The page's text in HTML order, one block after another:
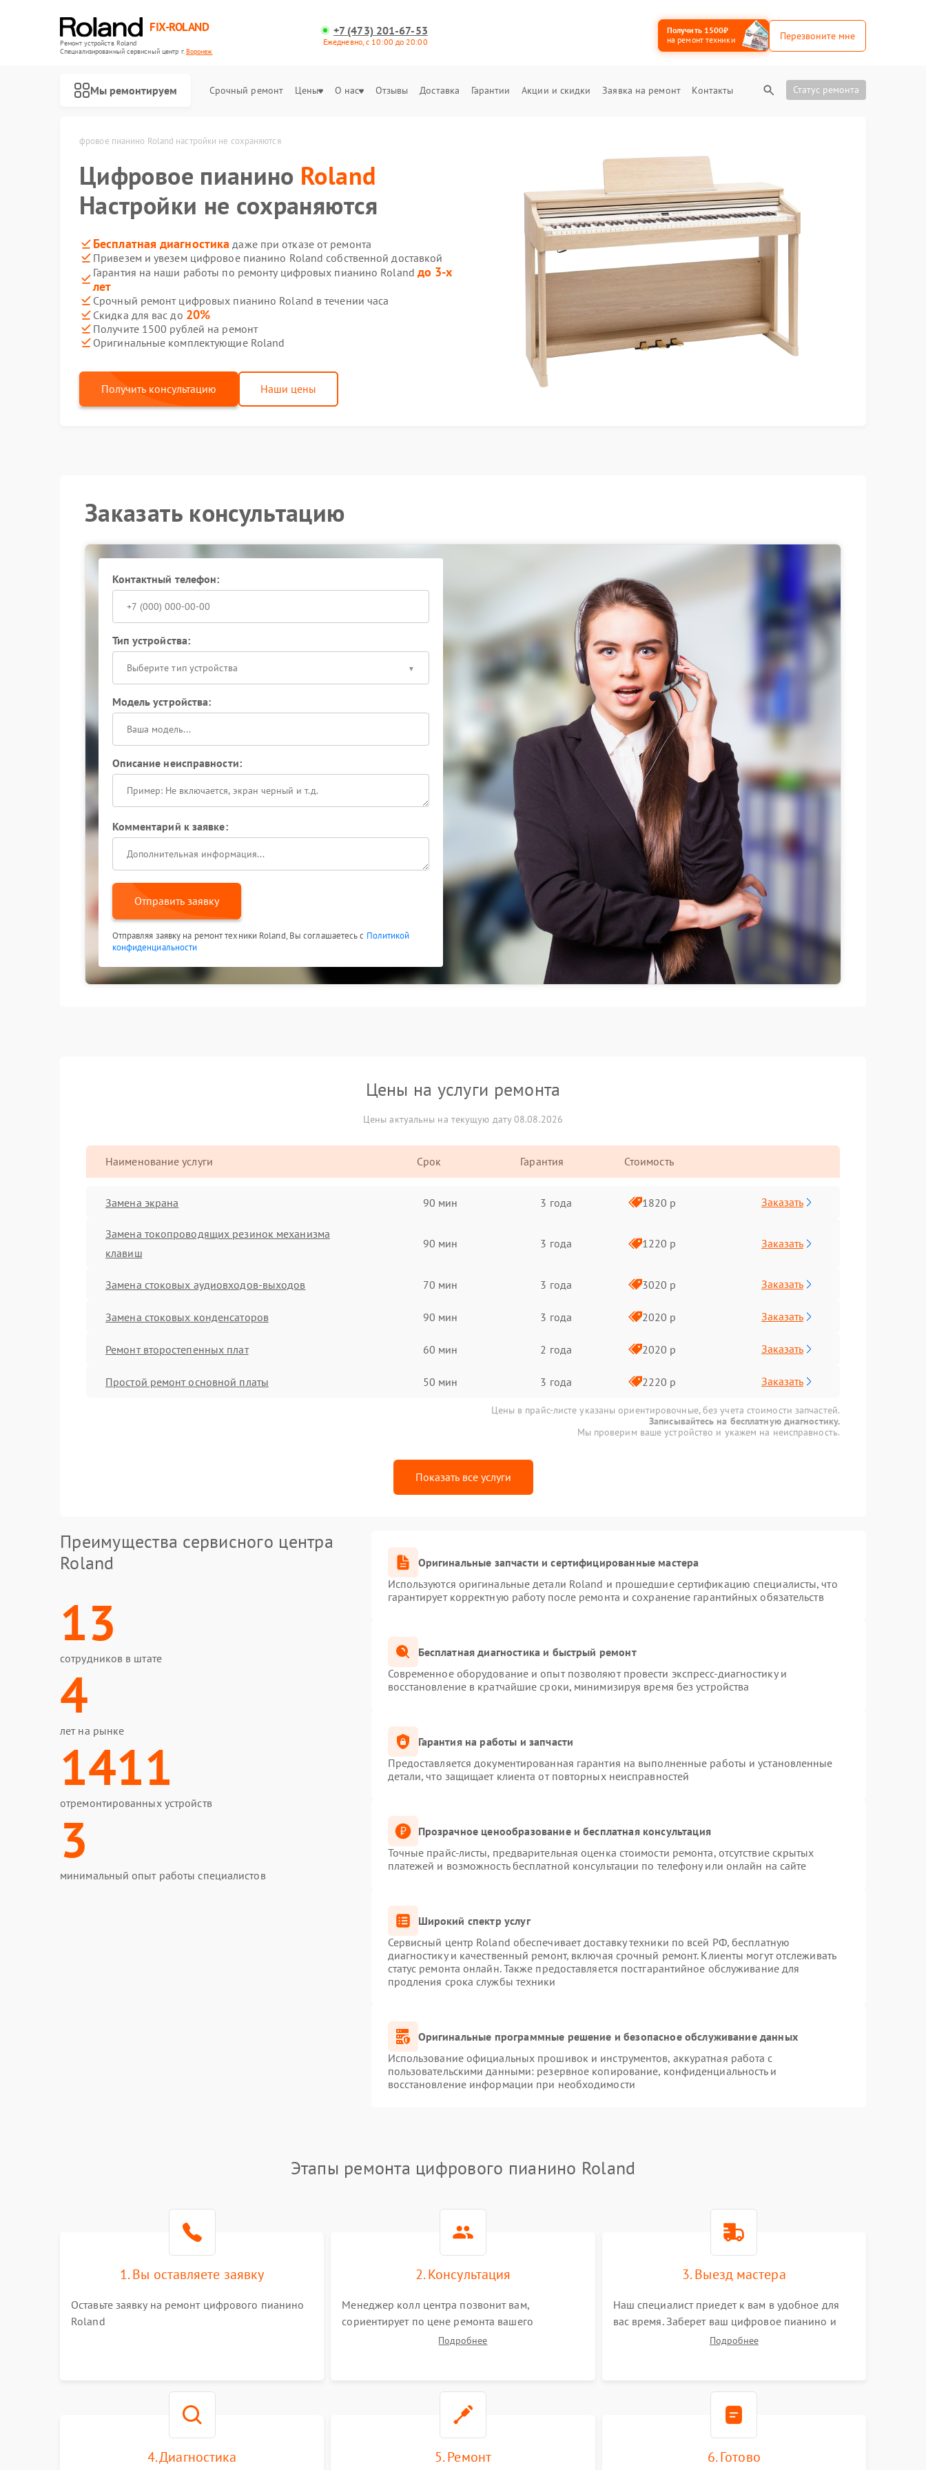
FIX-ROLAND
Ремонт устройств Roland
Специализированный cервисный центр г.Воронеж
+7 (473) 201-67-53
Ежедневно, с 10:00 до 20:00
Получить 1500₽
на ремонт техники
Перезвоните мне
Мы ремонтируем Срочный ремонт Цены О нас Отзывы Доставка Гарантии Акции и скидки Заявка на ремонт Контакты Статус ремонта
Цифровое пианино Roland настройки не сохраняются
Цифровое пианино Roland
Настройки не сохраняются
Бесплатная диагностика даже при отказе от ремонта
Привезем и увезем цифровое пианино Roland собственной доставкой
Гарантия на наши работы по ремонту цифровых пианино Roland до 3-х
лет
Срочный ремонт цифровых пианино Roland в течении часа
Скидка для вас до 20%
Получите 1500 рублей на ремонт
Оригинальные комплектующие Roland
Получить консультацию Наши цены
Заказать консультацию
Контактный телефон:
Тип устройства:
Выберите тип устройства
Модель устройства:
Описание неисправности:
Комментарий к заявке:
Отправить заявку
Отправляя заявку на ремонт техники Roland, Вы соглашаетесь с Политикой
конфиденциальности
Цены на услуги ремонта
Цены актуальны на текущую дату 08.08.2026
Наименование услуги Срок Гарантия Стоимость
Замена экрана 90 мин 3 года 1820 р Заказать
Замена токопроводящих резинок механизма
клавиш
90 мин 3 года 1220 р Заказать
Замена стоковых аудиовходов-выходов 70 мин 3 года 3020 р Заказать
Замена стоковых конденсаторов 90 мин 3 года 2020 р Заказать
Ремонт второстепенных плат 60 мин 2 года 2020 р Заказать
Простой ремонт основной платы 50 мин 3 года 2220 р Заказать
Цены в прайс-листе указаны ориентировочные, без учета стоимости запчастей.
Записывайтесь на бесплатную диагностику.
Мы проверим ваше устройство и укажем на неисправность.
Показать все услуги
Преимущества сервисного центра
Roland
13
сотрудников в штате
4
лет на рынке
1411
отремонтированных устройств
3
минимальный опыт работы специалистов
Оригинальные запчасти и сертифицированные мастера
Используются оригинальные детали Roland и прошедшие сертификацию специалисты, что
гарантирует корректную работу после ремонта и сохранение гарантийных обязательств
Бесплатная диагностика и быстрый ремонт
Современное оборудование и опыт позволяют провести экспресс-диагностику и
восстановление в кратчайшие сроки, минимизируя время без устройства
Гарантия на работы и запчасти
Предоставляется документированная гарантия на выполненные работы и установленные
детали, что защищает клиента от повторных неисправностей
Прозрачное ценообразование и бесплатная консультация
Точные прайс-листы, предварительная оценка стоимости ремонта, отсутствие скрытых
платежей и возможность бесплатной консультации по телефону или онлайн на сайте
Широкий спектр услуг
Сервисный центр Roland обеспечивает доставку техники по всей РФ, бесплатную
диагностику и качественный ремонт, включая срочный ремонт. Клиенты могут отслеживать
статус ремонта онлайн. Также предоставляется постгарантийное обслуживание для
продления срока службы техники
Оригинальные программные решение и безопасное обслуживание данных
Использование официальных прошивок и инструментов, аккуратная работа с
пользовательскими данными: резервное копирование, конфиденциальность и
восстановление информации при необходимости
Этапы ремонта цифрового пианино Roland
1. Вы оставляете заявку
Оставьте заявку на ремонт цифрового пианино
Roland
2. Консультация
Менеджер колл центра позвонит вам,
сориентирует по цене ремонта вашего
цифрового пианино а также ответит на все
Подробнее
3. Выезд мастера
Наш специалист приедет к вам в удобное для
вас время. Заберет ваш цифровое пианино и
привезет на склад для диагностики.
Подробнее
4. Диагностика 5. Ремонт 6. Готово